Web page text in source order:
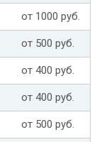
от 1000 руб.
от 500 руб.
от 400 руб.
от 400 руб.
от 500 руб.